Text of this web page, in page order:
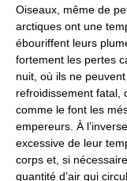
Oiseaux, même de
arctiques ont une
ébouriffent leurs
fortement les pertes
nuit, où ils ne
refroidissement fatal,
comme le font les
empereurs. À
excessive de leur
corps et, si
quantité d’air qui